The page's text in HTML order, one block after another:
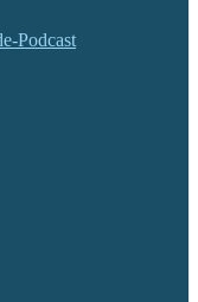
Podcast